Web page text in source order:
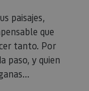
paisajes,
que
tanto. Por
paso, y quien